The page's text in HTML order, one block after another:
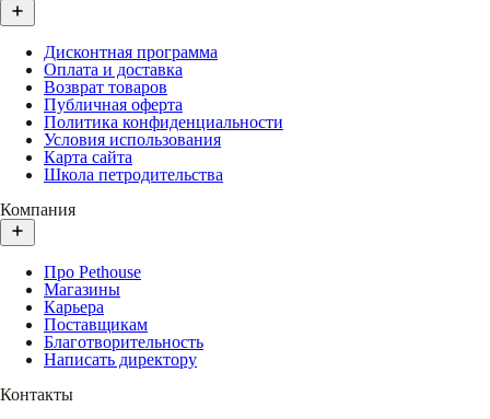
Дисконтная программа
Оплата и доставка
Возврат товаров
Публичная оферта
Политика конфиденциальности
Условия использования
Карта сайта
Школа петродительства
Компания
Про Pethouse
Магазины
Карьера
Поставщикам
Благотворительность
Написать директору
Контакты